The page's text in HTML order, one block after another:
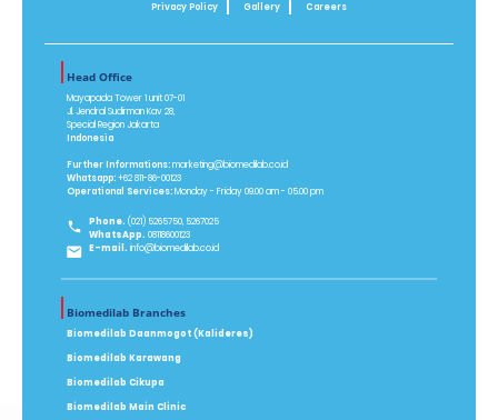
Privacy Policy Gallery Careers
Head Office
Mayapada Tower 1 unit 07-01
Jl. Jendral Sudirman Kav 28,
Special Region Jakarta
Indonesia
Further Informations:marketing@biomedilab.co.id
Whatsapp:+62 811-86-00123
Operational Services:Monday - Friday 09.00 am - 05.00 pm
Phone. (021) 5265750, 5267025
WhatsApp. 08118600123
E-mail. info@biomedilab.co.id
Biomedilab Branches
Biomedilab Daanmogot (Kalideres)
Biomedilab Karawang
Biomedilab Cikupa
Biomedilab Main Clinic